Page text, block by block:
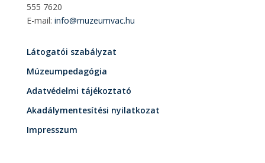
555 7620
E-mail: info@muzeumvac.hu
Látogatói szabályzat
Múzeumpedagógia
Adatvédelmi tájékoztató
Akadálymentesítési nyilatkozat
Impresszum